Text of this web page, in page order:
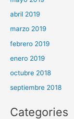
abril 2019
marzo 2019
febrero 2019
enero 2019
octubre 2018
septiembre 2018
Categories